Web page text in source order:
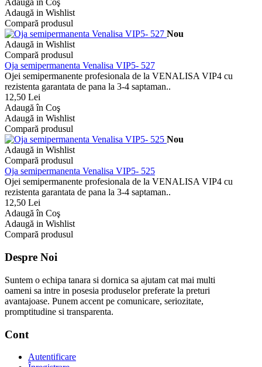
Adaugă în Coş
Adaugă in Wishlist
Compară produsul
Nou
Adaugă in Wishlist
Compară produsul
Oja semipermanenta Venalisa VIP5- 527
Ojei semipermanente profesionala de la VENALISA VIP4 cu
rezistenta garantata de pana la 3-4 saptaman..
12,50 Lei
Adaugă în Coş
Adaugă in Wishlist
Compară produsul
Nou
Adaugă in Wishlist
Compară produsul
Oja semipermanenta Venalisa VIP5- 525
Ojei semipermanente profesionala de la VENALISA VIP4 cu
rezistenta garantata de pana la 3-4 saptaman..
12,50 Lei
Adaugă în Coş
Adaugă in Wishlist
Compară produsul
Despre Noi
Suntem o echipa tanara si dornica sa ajutam cat mai multi
oameni sa intre in posesia produselor preferate la preturi
avantajoase. Punem accent pe comunicare, seriozitate,
promptitudine si transparenta.
Cont
Autentificare